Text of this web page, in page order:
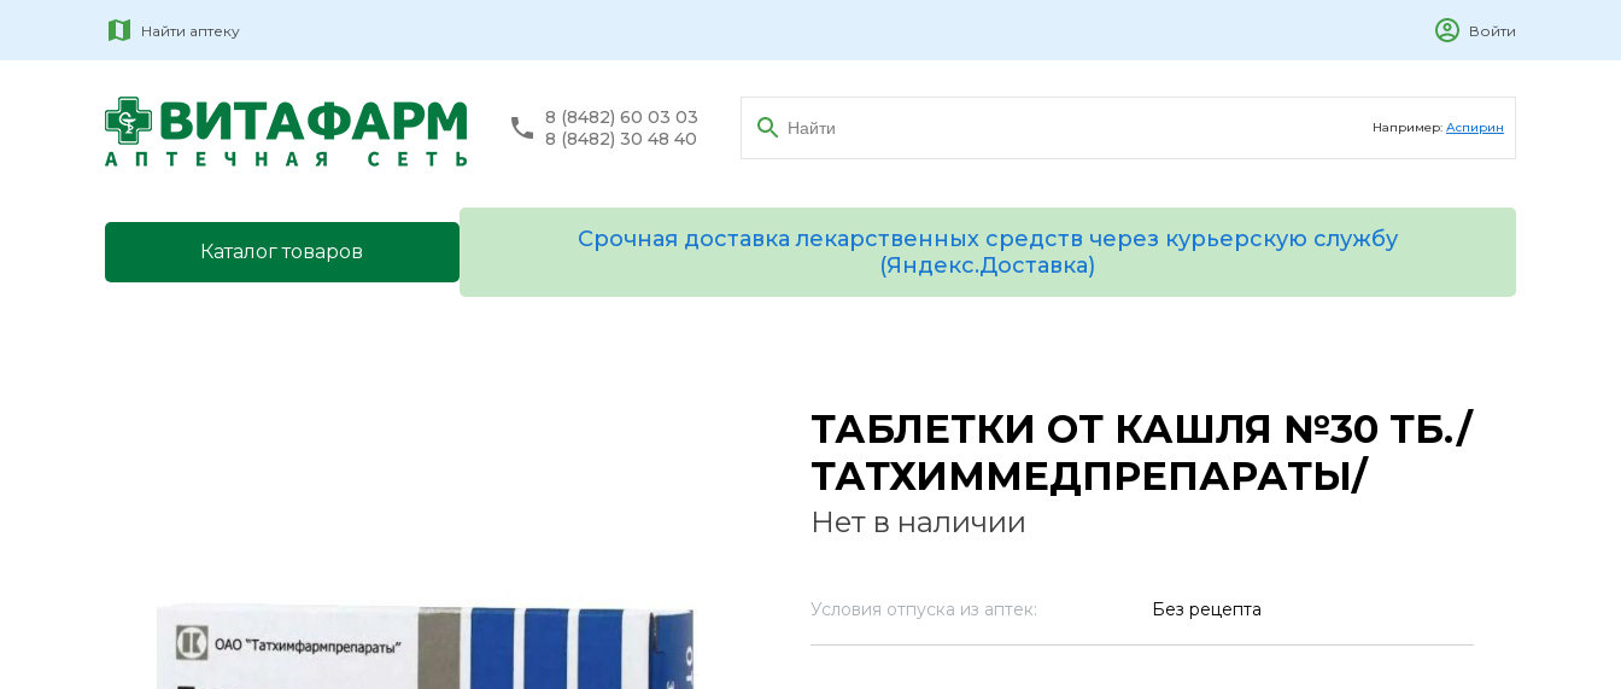
Найти аптеку Войти
8 (8482) 60 03 03
8 (8482) 30 48 40
Например: Аспирин
Каталог товаров
Срочная доставка лекарственных средств через курьерскую службу
(Яндекс.Доставка)
ТАБЛЕТКИ ОТ КАШЛЯ №30 ТБ./
ТАТХИММЕДПРЕПАРАТЫ/
Нет в наличии
Условия отпуска из аптек: Без рецепта